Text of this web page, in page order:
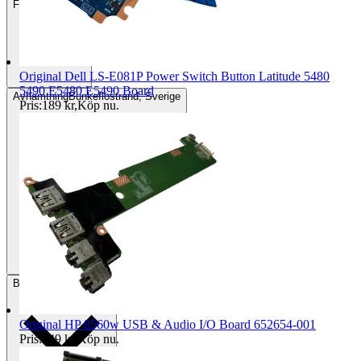
Frakt 59 kr DSV
AvhämtningBunkeflostrand, Sverige
Betalning Via Tradera
Original Dell LS-E081P Power Switch Button Latitude 5480
5490 E5480 E5490 Board
Pris:189 kr,Köp nu.
Original HP 8560w USB & Audio I/O Board 652654-001
Pris: 249 kr Köp nu.